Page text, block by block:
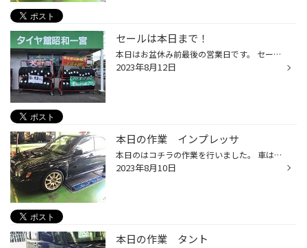
セールは本日まで！
本日はお盆休み前最後の営業日です。 セールも最終日な為タイヤ交換検討中の方は是非この機会に当店までお越し下さい！ お盆休み明けは8/17(木)より営業を再開致します。 皆様のご来店心よりお待ちしております♪
2023年8月12日
本日の作業 インプレッサ
本日のはコチラの作業を行いました。 車はインプレッサ装着タイヤはコチラです。 ブリヂストン製スポーツタイヤの代名詞ポテンザのエントリーグレード、ポテンザ アドレナリンRE004です！ ポテンザ3ラインナップの中で最もお値打ちな商品で試しにスポーツタイヤを装着されたい方やホイールと合わせ...
2023年8月10日
本日の作業 タント